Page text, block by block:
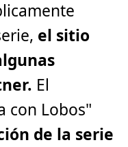
el sitio
El
con Lobos"
de la serie